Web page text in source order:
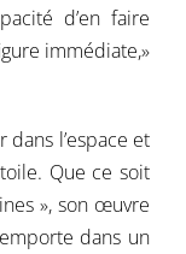
d’en faire
immédiate,»
l’espace et
Que ce soit
», son œuvre
dans un